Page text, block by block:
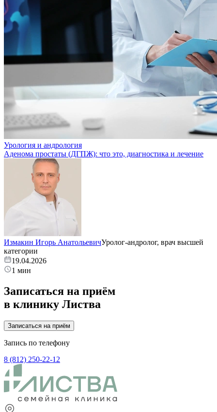
Урология и андрология
Аденома простаты (ДГПЖ): что это, диагностика и лечение
Измакин Игорь АнатольевичУролог-андролог, врач высшей
категории
19.04.2026
1 мин
Записаться на приём
в клинику Листва
Записаться на приём
Запись по телефону
8 (812) 250-22-12